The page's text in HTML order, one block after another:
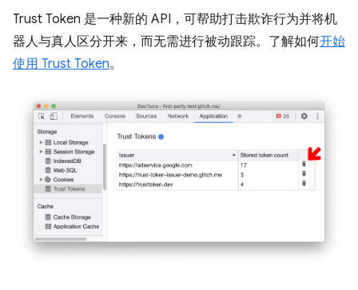
Trust Token 是一种新的 API，可帮助打击欺诈行为并将机
器人与真人区分开来，而无需进行被动跟踪。了解如何开始
使用 Trust Token。